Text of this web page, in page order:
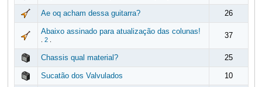
Ae oq acham dessa guitarra? 26
Abaixo assinado para atualização das colunas!
2. 37
Chassis qual material? 25
Sucatão dos Valvulados 10